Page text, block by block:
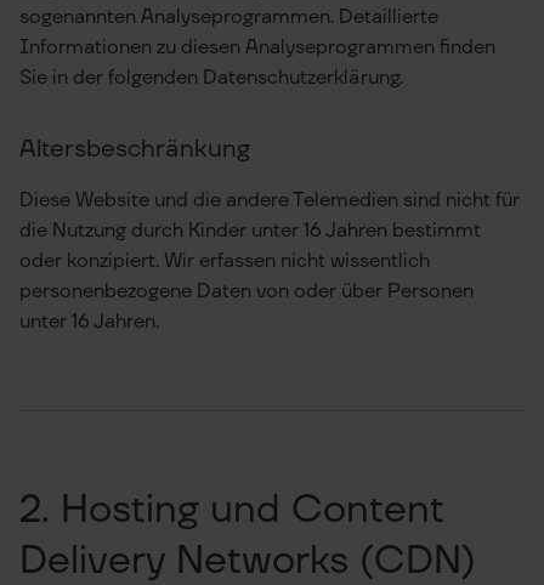
sogenannten Analyseprogrammen. Detaillierte
Informationen zu diesen Analyseprogrammen finden
Sie in der folgenden Datenschutzerklärung.
Altersbeschränkung
Diese Website und die andere Telemedien sind nicht für
die Nutzung durch Kinder unter 16 Jahren bestimmt
oder konzipiert. Wir erfassen nicht wissentlich
personenbezogene Daten von oder über Personen
unter 16 Jahren.
2. Hosting und Content
Delivery Networks (CDN)